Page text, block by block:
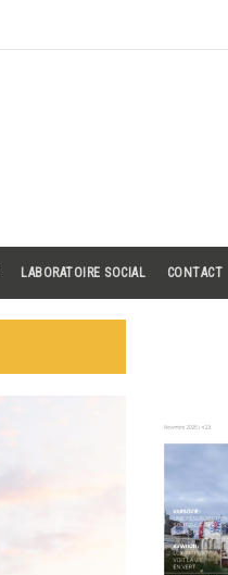
LABORATOIRE SOCIAL CONTACT